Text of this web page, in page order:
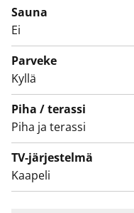
Asuntojen parvekkeet
ja parvekkeille on
ajalta maksetaan
Sauna
Ei
Parveke
Kyllä
Piha / terassi
Piha ja terassi
TV-järjestelmä
Kaapeli